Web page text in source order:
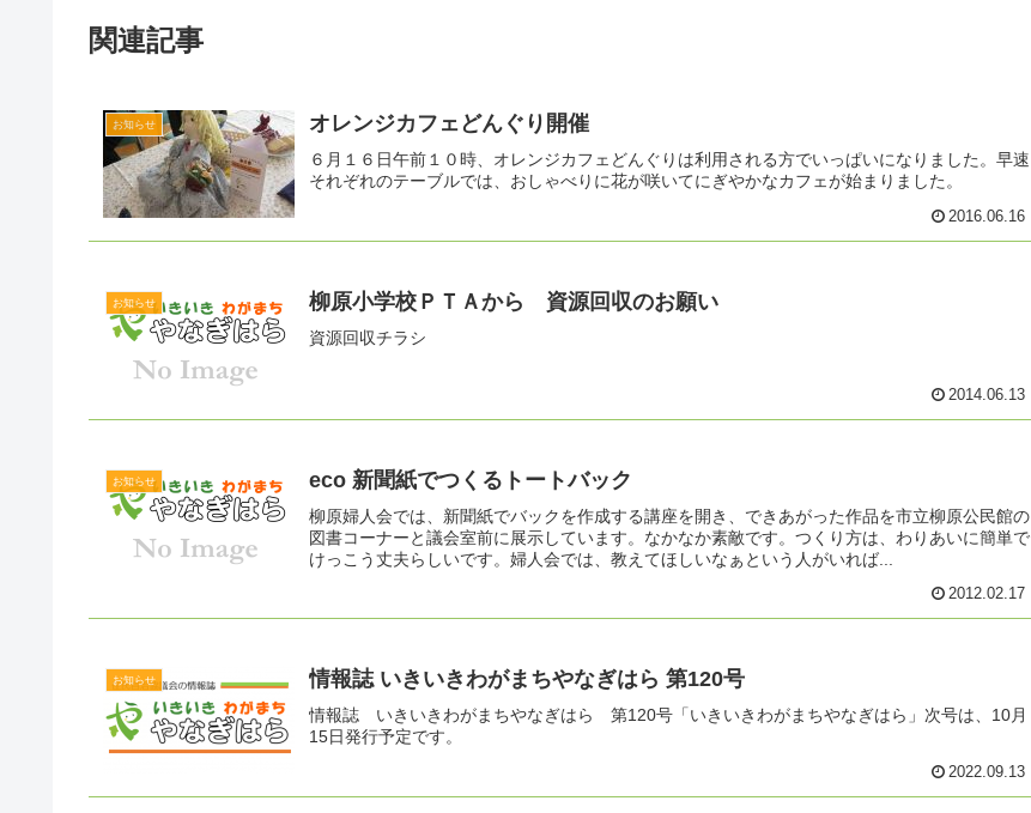
関連記事
お知らせ オレンジカフェどんぐり開催
６月１６日午前１０時、オレンジカフェどんぐりは利用される方でいっぱいになりました。早速
それぞれのテーブルでは、おしゃべりに花が咲いてにぎやかなカフェが始まりました。
2016.06.16
お知らせ 柳原小学校ＰＴＡから 資源回収のお願い
資源回収チラシ
2014.06.13
お知らせ eco 新聞紙でつくるトートバック
柳原婦人会では、新聞紙でバックを作成する講座を開き、できあがった作品を市立柳原公民館の
図書コーナーと議会室前に展示しています。なかなか素敵です。つくり方は、わりあいに簡単で
けっこう丈夫らしいです。婦人会では、教えてほしいなぁという人がいれば...
2012.02.17
お知らせ 情報誌 いきいきわがまちやなぎはら 第120号
情報誌 いきいきわがまちやなぎはら 第120号「いきいきわがまちやなぎはら」次号は、10月
15日発行予定です。
2022.09.13